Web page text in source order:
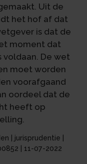
Uit de
het hof af dat
is dat de
moment dat
voldaan. De wet
moet worden
voorafgaand
oordeel dat de
heeft op
| jurisprudentie |
| 11-07-2022